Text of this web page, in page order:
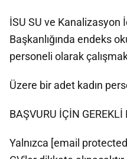
İSU SU ve Kanalizasyon
Başkanlığında endeks
personeli olarak
Üzere bir adet kadın
BAŞVURU İÇİN GEREKLİ
Yalnızca [email